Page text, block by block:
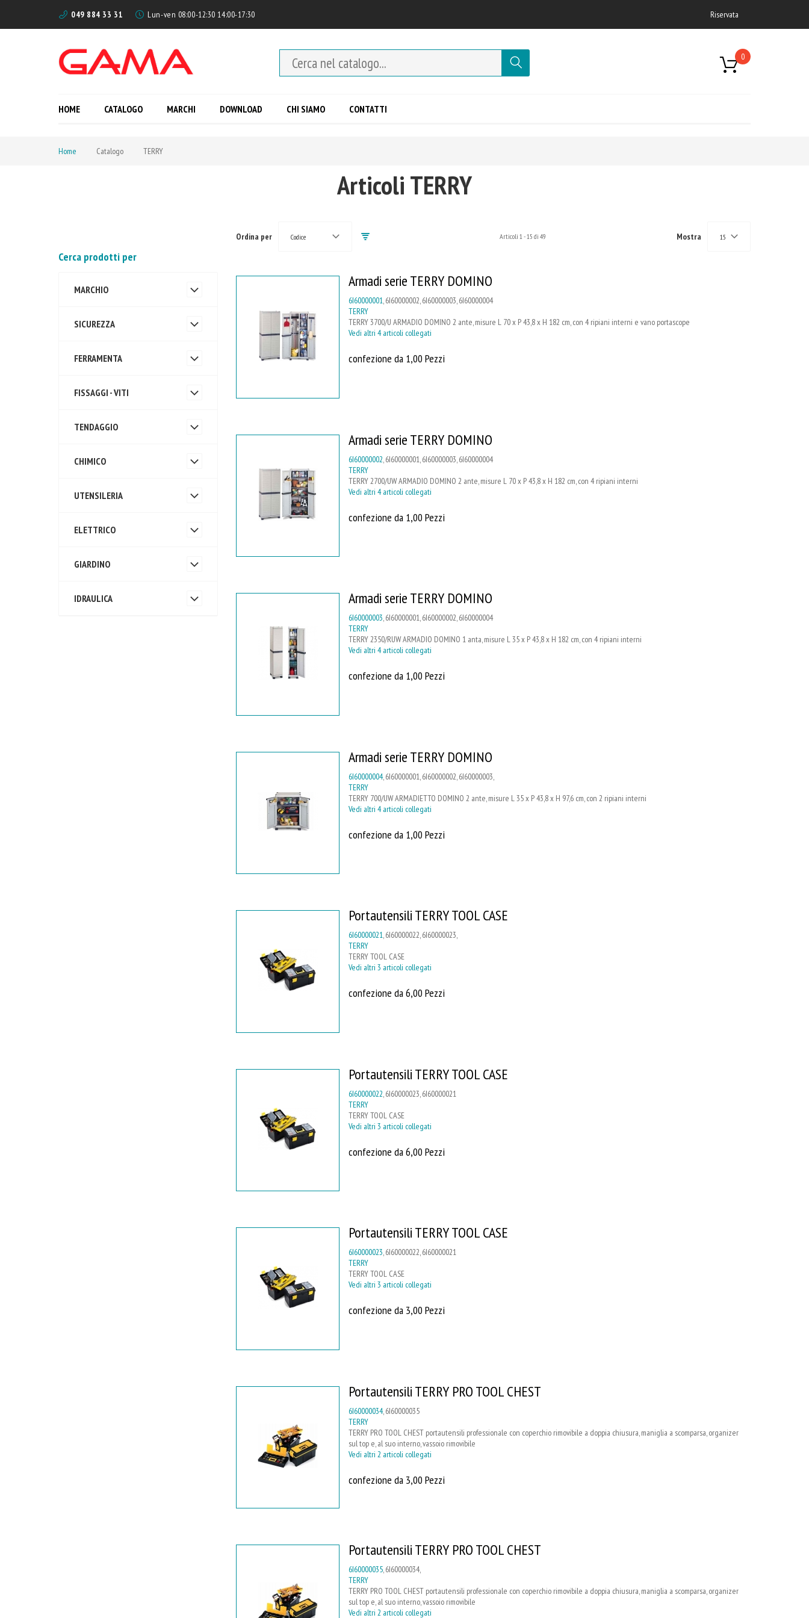
049 884 33 31 Lun-ven 08:00-12:30 14:00-17:30 Riservata
0
HOME CATALOGO MARCHI DOWNLOAD CHI SIAMO CONTATTI
Home Catalogo TERRY
Articoli TERRY
Ordina per Codice Articoli 1-15 di 49 Mostra 15
Armadi serie TERRY DOMINO
6I60000001, 6I60000002, 6I60000003, 6I60000004
TERRY
TERRY 3700/U ARMADIO DOMINO 2 ante, misure L 70 x P 43,8 x H 182 cm, con 4 ripiani interni e vano portascope
Vedi altri 4 articoli collegati
confezione da 1,00 Pezzi
Armadi serie TERRY DOMINO
6I60000002 , 6I60000001, 6I60000003, 6I60000004
TERRY
TERRY 2700/UW ARMADIO DOMINO 2 ante, misure L 70 x P 43,8 x H 182 cm, con 4 ripiani interni
Vedi altri 4 articoli collegati
confezione da 1,00 Pezzi
Armadi serie TERRY DOMINO
6I60000003, 6I60000001, 6I60000002, 6I60000004
TERRY
TERRY 2350/RUW ARMADIO DOMINO 1 anta, misure L 35 x P 43,8 x H 182 cm, con 4 ripiani interni
Vedi altri 4 articoli collegati
confezione da 1,00 Pezzi
Armadi serie TERRY DOMINO
6I60000004, 6I60000001, 6I60000002, 6I60000003,
TERRY
TERRY 700/UW ARMADIETTO DOMINO 2 ante, misure L 35 x P 43,8 x H 97,6 cm, con 2 ripiani interni
Vedi altri 4 articoli collegati
confezione da 1,00 Pezzi
Portautensili TERRY TOOL CASE
6I60000021, 6I60000022, 6I60000023,
TERRY
TERRY TOOL CASE
Vedi altri 3 articoli collegati
confezione da 6,00 Pezzi
Portautensili TERRY TOOL CASE
6I60000022 , 6I60000023, 6I60000021
TERRY
TERRY TOOL CASE
Vedi altri 3 articoli collegati
confezione da 6,00 Pezzi
Portautensili TERRY TOOL CASE
6I60000023, 6I60000022, 6I60000021
TERRY
TERRY TOOL CASE
Vedi altri 3 articoli collegati
confezione da 3,00 Pezzi
Portautensili TERRY PRO TOOL CHEST
6I60000034, 6I60000035
TERRY
TERRY PRO TOOL CHEST portautensili professionale con coperchio rimovibile a doppia chiusura, maniglia a scomparsa, organizer
sul top e, al suo interno, vassoio rimovibile
Vedi altri 2 articoli collegati
confezione da 3,00 Pezzi
Portautensili TERRY PRO TOOL CHEST
6I60000035, 6I60000034,
TERRY
TERRY PRO TOOL CHEST portautensili professionale con coperchio rimovibile a doppia chiusura, maniglia a scomparsa, organizer
sul top e, al suo interno, vassoio rimovibile
Vedi altri 2 articoli collegati
Cerca prodotti per
MARCHIO
SICUREZZA
FERRAMENTA
FISSAGGI - VITI
TENDAGGIO
CHIMICO
UTENSILERIA
ELETTRICO
GIARDINO
IDRAULICA